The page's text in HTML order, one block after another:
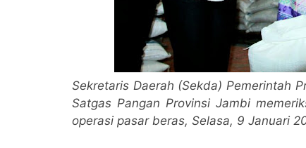
Sekretaris Daerah (Sekda) Pemerintah
Satgas Pangan Provinsi Jambi
operasi pasar beras, Selasa, 9 Januari